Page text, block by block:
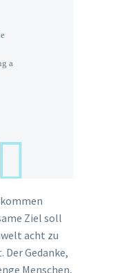
a
Ziel soll
acht zu
Gedanke,
Menschen,